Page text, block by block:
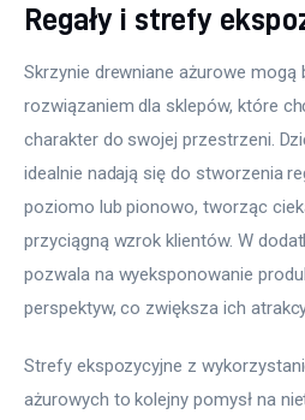
Regały i strefy
Skrzynie drewniane ażurowe mogą
rozwiązaniem dla sklepów, które
charakter do swojej przestrzeni.
idealnie nadają się do stworzenia
poziomo lub pionowo, tworząc
przyciągną wzrok klientów. W
pozwala na wyeksponowanie
perspektyw, co zwiększa ich
Strefy ekspozycyjne z
ażurowych to kolejny pomysł na